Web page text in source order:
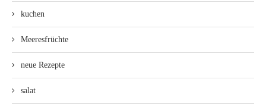
kuchen
Meeresfrüchte
neue Rezepte
salat